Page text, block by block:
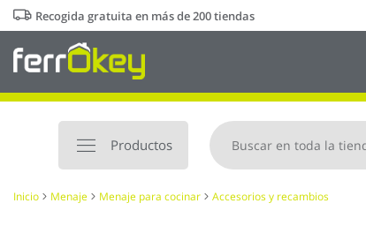
Ir
al
contenido
Recogida gratuita en más de 200 tiendas
Productos
Inicio Menaje Menaje para cocinar Accesorios y recambios